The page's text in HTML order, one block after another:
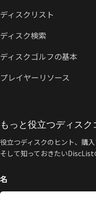
ディスクリスト
ディスク検索
ディスクゴルフの基本
プレイヤーリソース
もっと役立つディス
役立つディスクのヒント、購
そして知っておきたいDiscList
名